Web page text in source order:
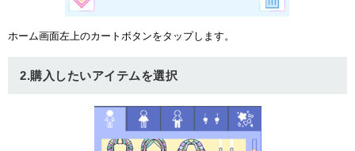
ホーム画面左上のカートボタンをタップします。
2.購入したいアイテムを選択